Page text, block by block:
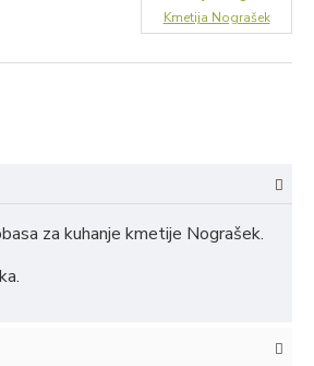
Kmetija Nograšek
za kuhanje kmetije Nograšek.